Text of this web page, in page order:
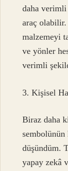
daha
araç
malzemeyi
ve yönler
verimli
3. Kişisel
Biraz daha
sembolünün
düşündüm.
yapay zekâ